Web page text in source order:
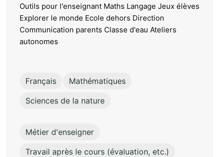
Outils pour l'enseignant Maths Langage Jeux élèves
Explorer le monde Ecole dehors Direction
Communication parents Classe d'eau Ateliers
autonomes
Français
Mathématiques
Sciences de la nature
Métier d'enseigner
Travail après le cours (évaluation, etc.)